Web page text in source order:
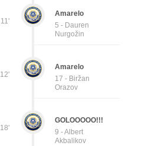
11'
Amarelo
5 - Dauren
Nurgožin
12'
Amarelo
17 - Biržan
Orazov
18'
GOLOOOOO!!!
9 - Albert
Akbalikov